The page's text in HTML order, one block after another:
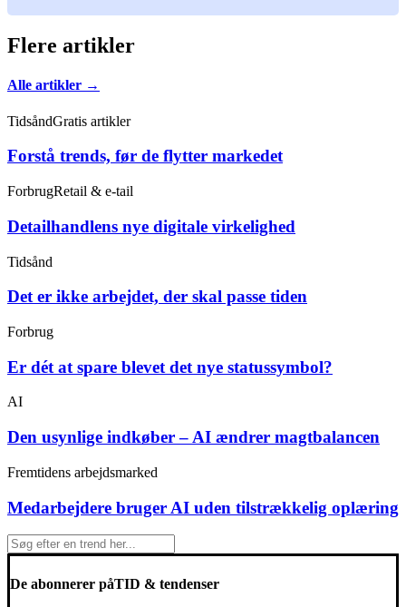
Flere artikler
Alle artikler →
TidsåndGratis artikler
Forstå trends, før de flytter markedet
ForbrugRetail & e-tail
Detailhandlens nye digitale virkelighed
Tidsånd
Det er ikke arbejdet, der skal passe tiden
Forbrug
Er dét at spare blevet det nye statussymbol?
AI
Den usynlige indkøber – AI ændrer magtbalancen
Fremtidens arbejdsmarked
Medarbejdere bruger AI uden tilstrækkelig oplæring
De abonnerer påTID & tendenser